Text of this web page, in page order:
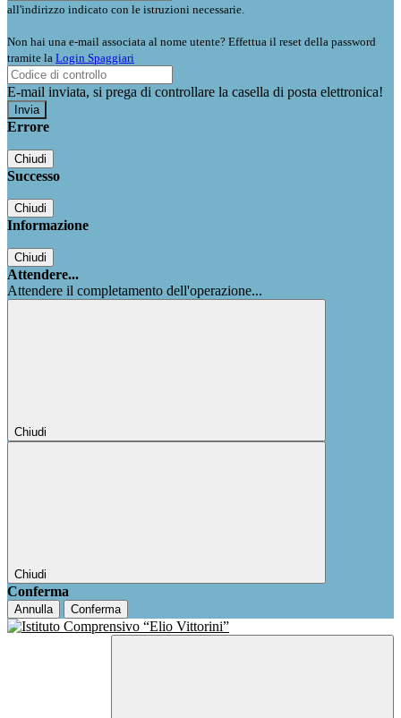
all'indirizzo indicato con le istruzioni necessarie.
Non hai una e-mail associata al nome utente? Effettua il reset della password
tramite la Login Spaggiari
E-mail inviata, si prega di controllare la casella di posta elettronica!
Errore
Chiudi
Successo
Chiudi
Informazione
Chiudi
Attendere...
Attendere il completamento dell'operazione...
Chiudi
Chiudi
Conferma
Annulla Conferma